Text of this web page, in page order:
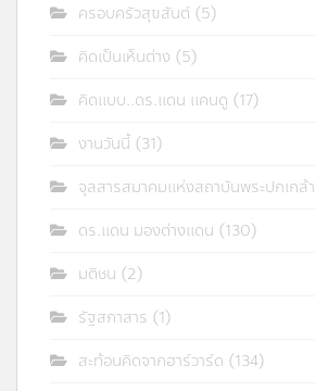
ครอบครัวสุขสันต์ (5)
คิดเป็นเห็นต่าง (5)
คิดแบบ..ดร.แดน แคนดู (17)
งานวันนี้ (31)
จุลสารสมาคมแห่งสถาบันพระปกเกล้า
ดร.แดน มองต่างแดน (130)
มติชน (2)
รัฐสภาสาร (1)
สะท้อนคิดจากฮาร์วาร์ด (134)